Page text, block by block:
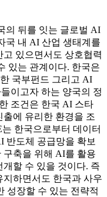
의 뒤를 잇는 글로벌 AI
국 내 AI 산업 생태계를
있으면서도 상호협력
있는 관계이다. 한국은
국부펀드 그리고 AI
이고자 하는 양국의 정
조건은 한국 AI 스타
출에 유리한 환경을 조
한국으로부터 데이터
반도체 공급망을 확보
구축을 위해 AI를 활용
할 수 있을 것이다. 즉
하면서도 한국과 사우
성장할 수 있는 전략적